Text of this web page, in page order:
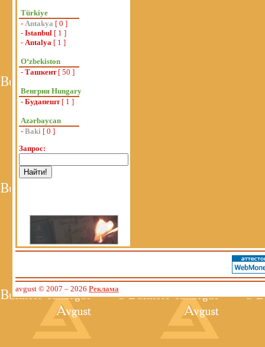
Türkiye
- Antakya [ 0 ]
- Istanbul [ 1 ]
- Antalya [ 1 ]
Oʻzbekiston
- Ташкент[ 50 ]
Венгрия Hungary
- Будапешт[ 1 ]
Azərbaycan
- Baki [ 0 ]
Запрос:
avgust © 2007 – 2026 Реклама